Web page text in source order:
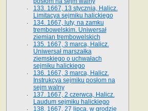
133. 1667, 13 stycznia, Halicz.
Limitacya sejmiku halickiego
134. 1667, luty, na zamku
trembowelskim. Uniwersał
ziemian trembowelskich
135. 1667, 3 marca, Halicz.
Uniwersał marszałka
ziemskiego o uchwałach
sejmiku halickiego
136. 1667, 3 marca, Halicz.
Instrukcya sejmiku posłom na
sejm walny
137. 1667, 2 czerwca, Halicz.
Laudum sejmiku halickiego
138. 1667, 27 lipca, w grodzie